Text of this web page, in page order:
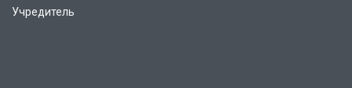
Учредитель